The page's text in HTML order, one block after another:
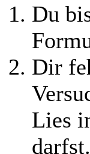
Du
Dir
Lies
darfst.